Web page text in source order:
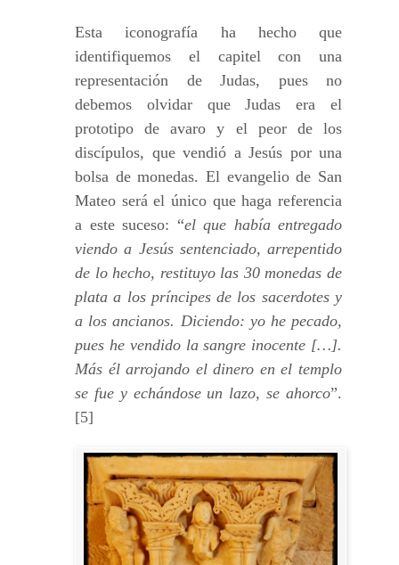
Esta iconografía ha hecho que
identifiquemos el capitel con una
representación de Judas, pues no
debemos olvidar que Judas era el
prototipo de avaro y el peor de los
discípulos, que vendió a Jesús por una
bolsa de monedas. El evangelio de San
Mateo será el único que haga referencia
a este suceso: “el que había entregado
viendo a Jesús sentenciado, arrepentido
de lo hecho, restituyo las 30 monedas de
plata a los príncipes de los sacerdotes y
a los ancianos. Diciendo: yo he pecado,
pues he vendido la sangre inocente […].
Más él arrojando el dinero en el templo
se fue y echándose un lazo, se ahorco”.
[5]